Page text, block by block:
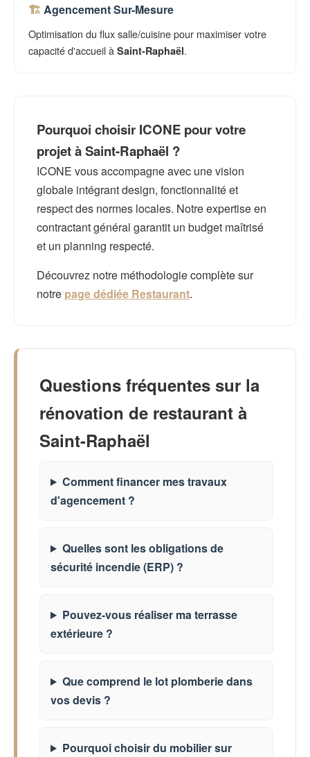
Agencement Sur-Mesure
Optimisation du flux salle/cuisine pour maximiser votre
capacité d'accueil à Saint-Raphaël.
Pourquoi choisir ICONE pour votre
projet à Saint-Raphaël ?
ICONE vous accompagne avec une vision
globale intégrant design, fonctionnalité et
respect des normes locales. Notre expertise en
contractant général garantit un budget maîtrisé
et un planning respecté.
Découvrez notre méthodologie complète sur
notre page dédiée Restaurant.
Questions fréquentes sur la
rénovation de restaurant à
Saint-Raphaël
Comment financer mes travaux
d'agencement ?
Quelles sont les obligations de
sécurité incendie (ERP) ?
Pouvez-vous réaliser ma terrasse
extérieure ?
Que comprend le lot plomberie dans
vos devis ?
Pourquoi choisir du mobilier sur